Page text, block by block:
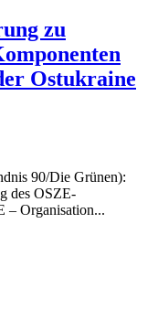
zu
Ostukraine
90/Die Grünen):
des OSZE-
– Organisation...